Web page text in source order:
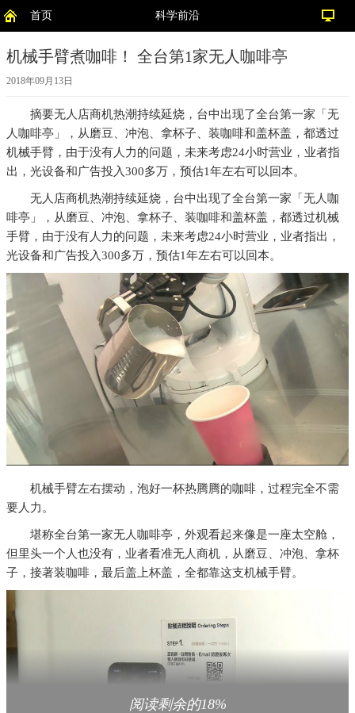
首页 科学前沿
机械手臂煮咖啡！ 全台第1家无人咖啡亭
2018年09月13日
摘要无人店商机热潮持续延烧，台中出现了全台第一家「无
人咖啡亭」，从磨豆、冲泡、拿杯子、装咖啡和盖杯盖，都透过
机械手臂，由于没有人力的问题，未来考虑24小时营业，业者指
出，光设备和广告投入300多万，预估1年左右可以回本。
无人店商机热潮持续延烧，台中出现了全台第一家「无人咖
啡亭」，从磨豆、冲泡、拿杯子、装咖啡和盖杯盖，都透过机械
手臂，由于没有人力的问题，未来考虑24小时营业，业者指出，
光设备和广告投入300多万，预估1年左右可以回本。
机械手臂左右摆动，泡好一杯热腾腾的咖啡，过程完全不需
要人力。
堪称全台第一家无人咖啡亭，外观看起来像是一座太空舱，
但里头一个人也没有，业者看准无人商机，从磨豆、冲泡、拿杯
子，接著装咖啡，最后盖上杯盖，全都靠这支机械手臂。
阅读剩余的18%